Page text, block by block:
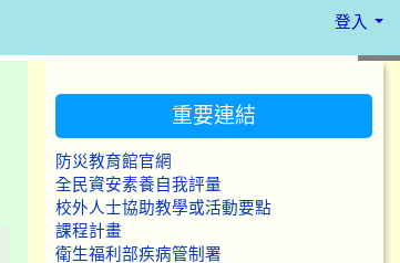
登入
重要連結
防災教育館官網
全民資安素養自我評量
校外人士協助教學或活動要點
課程計畫
衛生福利部疾病管制署